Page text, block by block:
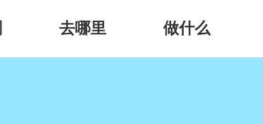
去哪里 做什么